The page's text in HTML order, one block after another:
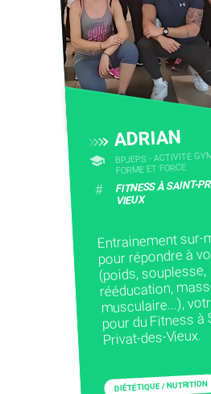
ADRIAN
BPJEPS - ACTIVITÉ
FORME ET FORCE
# FITNESS À SAINT-
VIEUX
Entrainement sur-
pour répondre à
(poids, souplesse,
rééducation,
musculaire...),
pour du Fitness à
Privat-des-Vieux.
DIÉTÉTIQUE / NUTRITION